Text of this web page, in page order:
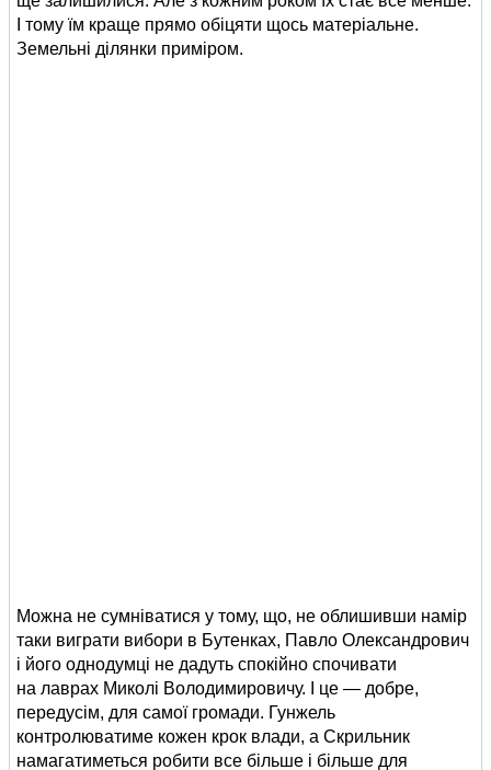
І тому їм краще прямо обіцяти щось матеріальне.
Земельні ділянки приміром.
Можна не сумніватися у тому, що, не облишивши намір
таки виграти вибори в Бутенках, Павло Олександрович
і його однодумці не дадуть спокійно спочивати
на лаврах Миколі Володимировичу. І це — добре,
передусім, для самої громади. Гунжель
контролюватиме кожен крок влади, а Скрильник
намагатиметься робити все більше і більше для